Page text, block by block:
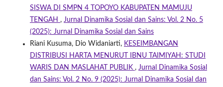
SISWA DI SMPN 4 TOPOYO KABUPATEN MAMUJU
TENGAH , Jurnal Dinamika Sosial dan Sains: Vol. 2 No. 5
(2025): Jurnal Dinamika Sosial dan Sains
Riani Kusuma, Dio Widaniarti, KESEIMBANGAN
DISTRIBUSI HARTA MENURUT IBNU TAIMIYAH: STUDI
WARIS DAN MASLAHAT PUBLIK , Jurnal Dinamika Sosial
dan Sains: Vol. 2 No. 9 (2025): Jurnal Dinamika Sosial dan